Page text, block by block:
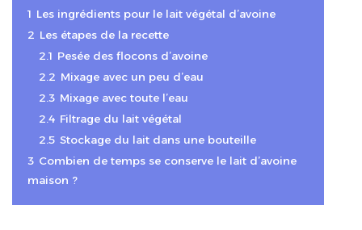
1 Les ingrédients pour le lait végétal d’avoine
2 Les étapes de la recette
2.1 Pesée des flocons d’avoine
2.2 Mixage avec un peu d’eau
2.3 Mixage avec toute l’eau
2.4 Filtrage du lait végétal
2.5 Stockage du lait dans une bouteille
3 Combien de temps se conserve le lait d’avoine
maison ?